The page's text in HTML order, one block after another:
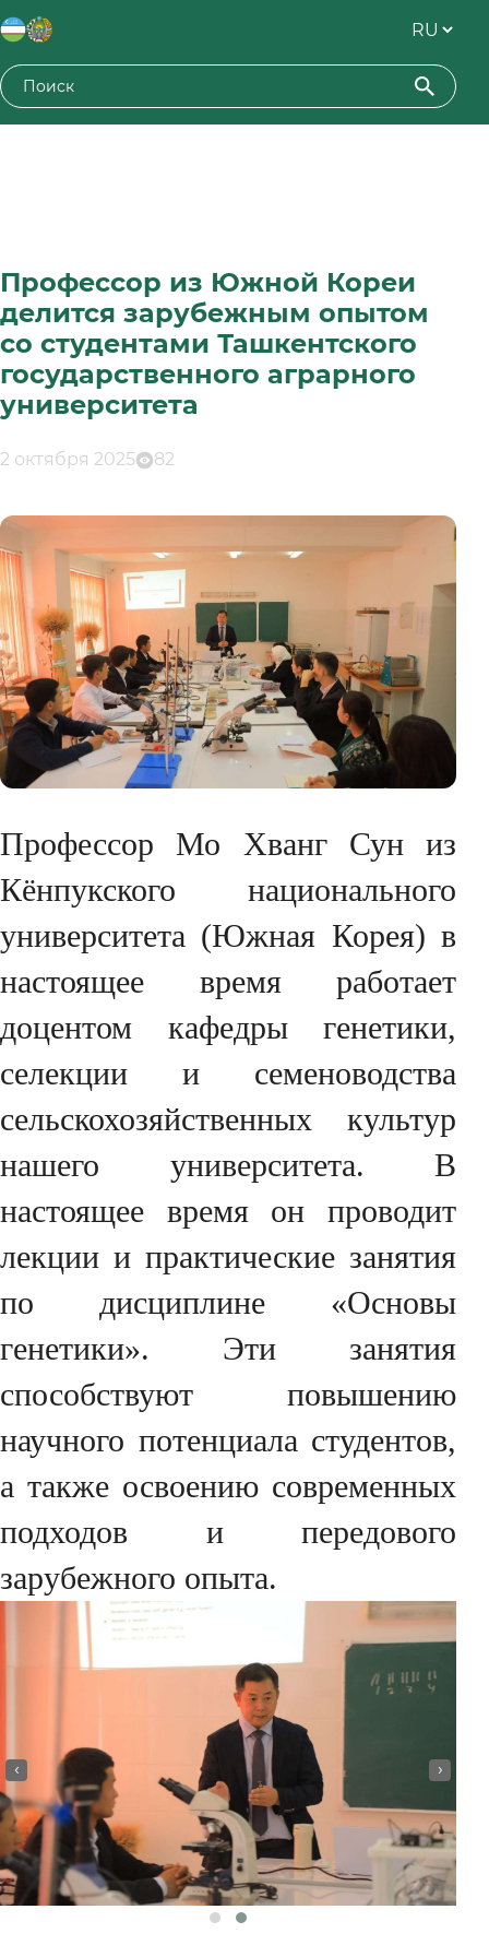
Профессор из Южной Кореи
делится зарубежным опытом
со студентами Ташкентского
государственного аграрного
университета
2 октября 2025 82
Профессор Мо Хванг Сун из
Кёнпукского национального
университета (Южная Корея) в
настоящее время работает
доцентом кафедры генетики,
селекции и семеноводства
сельскохозяйственных культур
нашего университета. В
настоящее время он проводит
лекции и практические занятия
по дисциплине «Основы
генетики». Эти занятия
способствуют повышению
научного потенциала студентов,
а также освоению современных
подходов и передового
зарубежного опыта.
‹ ›